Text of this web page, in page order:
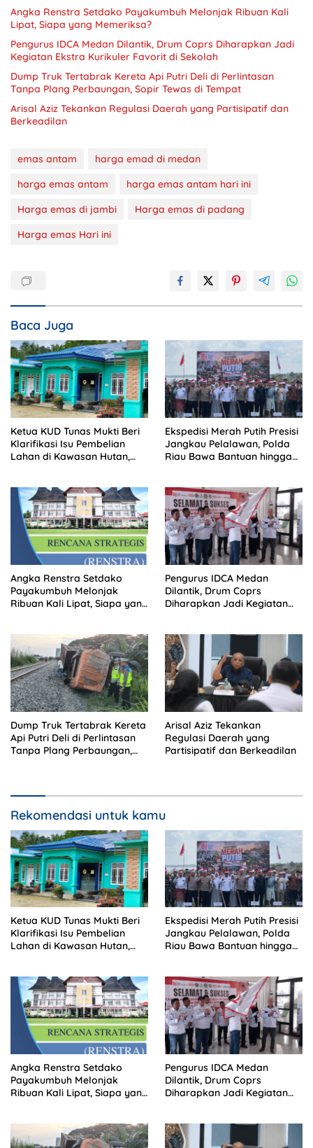
Angka Renstra Setdako Payakumbuh Melonjak Ribuan Kali
Lipat, Siapa yang Memeriksa?
Pengurus IDCA Medan Dilantik, Drum Coprs Diharapkan Jadi
Kegiatan Ekstra Kurikuler Favorit di Sekolah
Dump Truk Tertabrak Kereta Api Putri Deli di Perlintasan
Tanpa Plang Perbaungan, Sopir Tewas di Tempat
Arisal Aziz Tekankan Regulasi Daerah yang Partisipatif dan
Berkeadilan
emas antam
harga emad di medan
harga emas antam
harga emas antam hari ini
Harga emas di jambi
Harga emas di padang
Harga emas Hari ini
Baca Juga
Ketua KUD Tunas Mukti Beri
Klarifikasi Isu Pembelian
Lahan di Kawasan Hutan,
Ekspedisi Merah Putih Presisi
Jangkau Pelalawan, Polda
Riau Bawa Bantuan hingga
Angka Renstra Setdako
Payakumbuh Melonjak
Ribuan Kali Lipat, Siapa yang
Pengurus IDCA Medan
Dilantik, Drum Coprs
Diharapkan Jadi Kegiatan
Dump Truk Tertabrak Kereta
Api Putri Deli di Perlintasan
Tanpa Plang Perbaungan,
Arisal Aziz Tekankan
Regulasi Daerah yang
Partisipatif dan Berkeadilan
Rekomendasi untuk kamu
Ketua KUD Tunas Mukti Beri
Klarifikasi Isu Pembelian
Lahan di Kawasan Hutan,
Ekspedisi Merah Putih Presisi
Jangkau Pelalawan, Polda
Riau Bawa Bantuan hingga
Angka Renstra Setdako
Payakumbuh Melonjak
Ribuan Kali Lipat, Siapa yang
Pengurus IDCA Medan
Dilantik, Drum Coprs
Diharapkan Jadi Kegiatan